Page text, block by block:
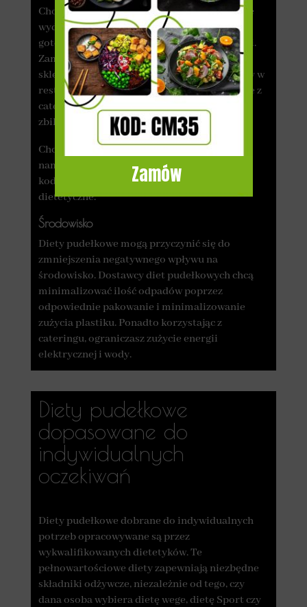
Choć cena zestawu potraw na cały dzień może
wydawać się wyższa niż koszt samodzielnego
gotowania, to trzeba przemyśleć kilka kwestii.
Zamawiając catering, nie musisz chodzić do
sklepu ani jeść na mieście. Regularne potrawy w
restauracjach są dużo droższe niż korzystanie z
cateringu, zwłaszcza jeśli chodzi o zdrowe i
zbilansowane potrawy.
Chcesz znaleźć tani catering dietetyczny? Z
nami to możliwe! Zobacz obecne promocje i
kody rabatowe na wybrane cateringi
dietetyczne.
Środowisko
Diety pudełkowe mogą przyczynić się do
zmniejszenia negatywnego wpływu na
środowisko. Dostawcy diet pudełkowych chcą
minimalizować ilość odpadów poprzez
odpowiednie pakowanie i minimalizowanie
zużycia plastiku. Ponadto korzystając z
cateringu, ograniczasz zużycie energii
elektrycznej i wody.
Diety pudełkowe
dopasowane do
indywidualnych
oczekiwań
Diety pudełkowe dobrane do indywidualnych
potrzeb opracowywane są przez
wykwalifikowanych dietetyków. Te
pełnowartościowe diety zapewniają niezbędne
składniki odżywcze, niezależnie od tego, czy
dana osoba wybiera dietę wege, dietę Sport czy
Zamów